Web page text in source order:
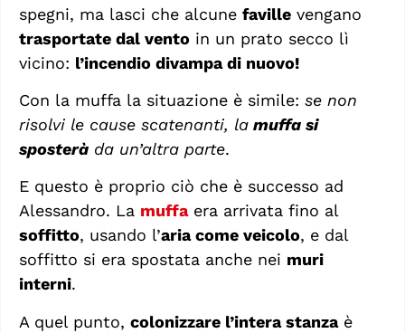
spegni, ma lasci che alcune faville vengano
trasportate dal vento in un prato secco lì
vicino: l’incendio divampa di nuovo!
Con la muffa la situazione è simile: se non
risolvi le cause scatenanti, la muffa si
sposterà da un’altra parte.
E questo è proprio ciò che è successo ad
Alessandro. La muffaera arrivata fino al
soffitto, usando l’aria come veicolo, e dal
soffitto si era spostata anche nei muri
interni.
A quel punto, colonizzare l’intera stanzaè